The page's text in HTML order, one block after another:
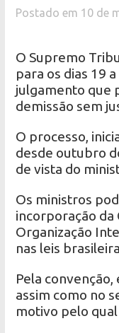
Postado em 10 de
O Supremo
para os dias 19
julgamento que
demissão sem
O processo,
desde outubro
de vista do
Os ministros
incorporação da
Organização
nas leis
Pela
assim como no
motivo pelo